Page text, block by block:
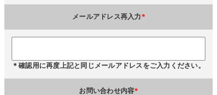
メールアドレス再入力 *
＊確認用に再度上記と同じメールアドレスをご入力ください。
お問い合わせ内容*